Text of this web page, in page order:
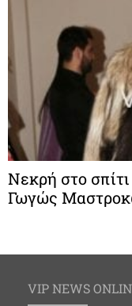
Νεκρή στο
Γωγώς
VIP NEWS